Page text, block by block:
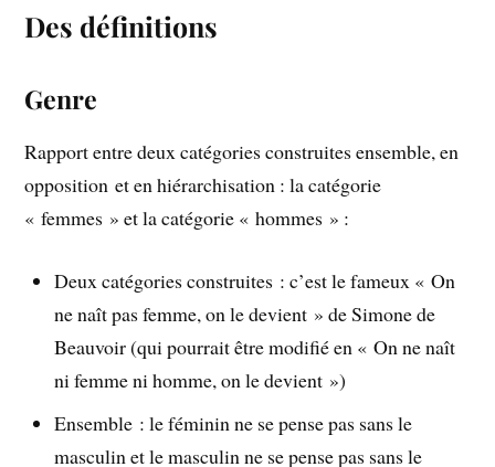
Des définitions
Genre
Rapport entre deux catégories construites ensemble, en
opposition et en hiérarchisation : la catégorie
« femmes » et la catégorie « hommes » :
Deux catégories construites : c’est le fameux « On
ne naît pas femme, on le devient » de Simone de
Beauvoir (qui pourrait être modifié en « On ne naît
ni femme ni homme, on le devient »)
Ensemble : le féminin ne se pense pas sans le
masculin et le masculin ne se pense pas sans le